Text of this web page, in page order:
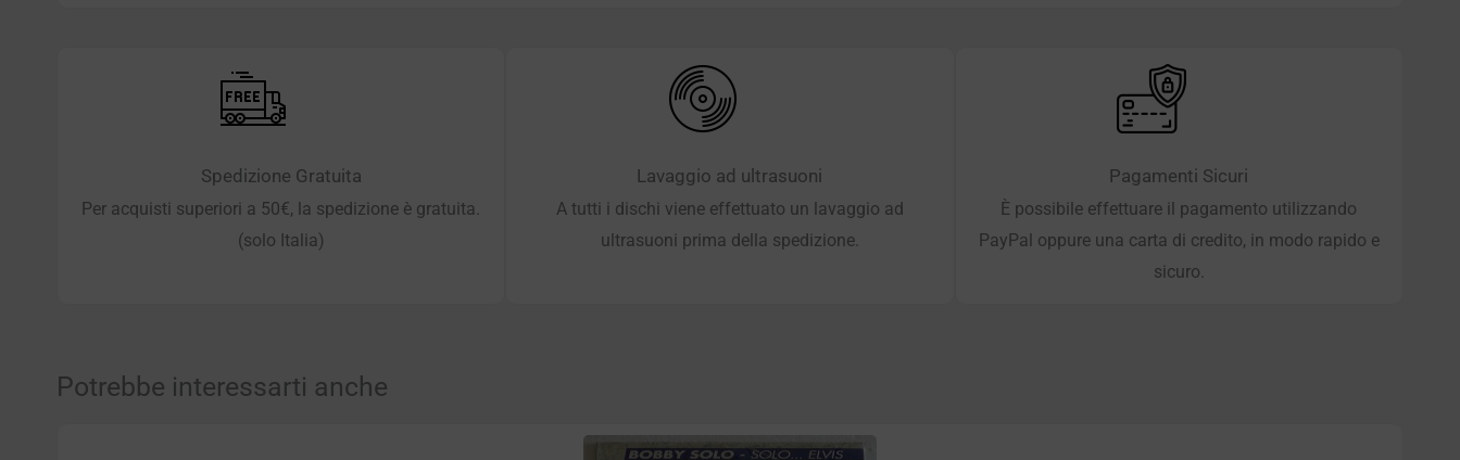
Spedizione Gratuita
Per acquisti superiori a 50€, la spedizione è gratuita.
(solo Italia)
Lavaggio ad ultrasuoni
A tutti i dischi viene effettuato un lavaggio ad
ultrasuoni prima della spedizione.
Pagamenti Sicuri
È possibile effettuare il pagamento utilizzando
PayPal oppure una carta di credito, in modo rapido e
sicuro.
Potrebbe interessarti anche